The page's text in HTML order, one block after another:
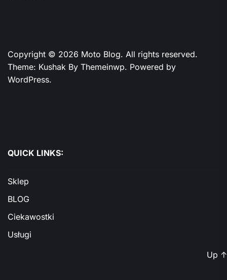
Copyright © 2026 Moto Blog. All rights reserved.
Theme: Kushak By Themeinwp. Powered by
WordPress.
QUICK LINKS:
Sklep
BLOG
Ciekawostki
Usługi
Up ↑